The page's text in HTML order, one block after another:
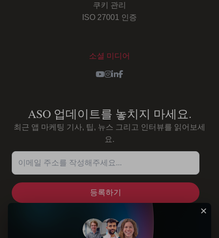
쿠키 관리
ISO 27001 인증
소셜 미디어
Youtube
Instagram
LinkedIn
Facebook
ASO 업데이트를 놓치지 마세요.
최근 앱 마케팅 기사, 팁, 뉴스 그리고 인터뷰를 읽어보세
요.
이메일 주소를 작성해주세요...
✕